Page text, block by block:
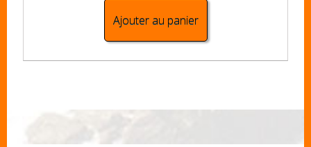
Ajouter au panier